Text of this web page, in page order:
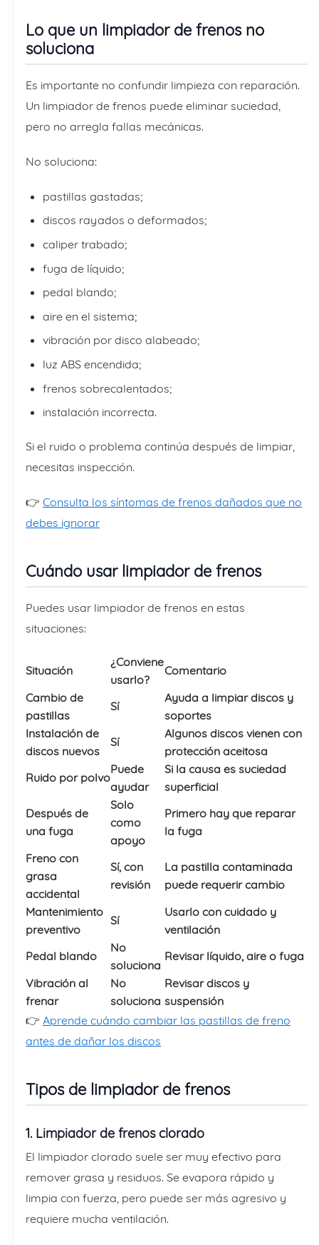
Lo que un limpiador de frenos no
soluciona
Es importante no confundir limpieza con reparación.
Un limpiador de frenos puede eliminar suciedad,
pero no arregla fallas mecánicas.
No soluciona:
pastillas gastadas;
discos rayados o deformados;
caliper trabado;
fuga de líquido;
pedal blando;
aire en el sistema;
vibración por disco alabeado;
luz ABS encendida;
frenos sobrecalentados;
instalación incorrecta.
Si el ruido o problema continúa después de limpiar,
necesitas inspección.
👉 Consulta los síntomas de frenos dañados que no
debes ignorar
Cuándo usar limpiador de frenos
Puedes usar limpiador de frenos en estas
situaciones:
Situación
¿Conviene
usarlo?
Comentario
Cambio de
pastillas
Sí
Ayuda a limpiar discos y
soportes
Instalación de
discos nuevos
Sí
Algunos discos vienen con
protección aceitosa
Ruido por polvo
Puede
ayudar
Si la causa es suciedad
superficial
Después de
una fuga
Solo
como
apoyo
Primero hay que reparar
la fuga
Freno con
grasa
accidental
Sí, con
revisión
La pastilla contaminada
puede requerir cambio
Mantenimiento
preventivo
Sí
Usarlo con cuidado y
ventilación
Pedal blando
No
soluciona
Revisar líquido, aire o fuga
Vibración al
frenar
No
soluciona
Revisar discos y
suspensión
👉 Aprende cuándo cambiar las pastillas de freno
antes de dañar los discos
Tipos de limpiador de frenos
1. Limpiador de frenos clorado
El limpiador clorado suele ser muy efectivo para
remover grasa y residuos. Se evapora rápido y
limpia con fuerza, pero puede ser más agresivo y
requiere mucha ventilación.